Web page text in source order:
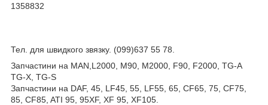
1358832
Тел. для швидкого звязку. (099)637 55 78.
Запчастини на MAN,L2000, M90, M2000, F90, F2000, TG-A
TG-X, TG-S
Запчастини на DAF, 45, LF45, 55, LF55, 65, CF65, 75, CF75,
85, CF85, ATI 95, 95XF, XF 95, XF105.